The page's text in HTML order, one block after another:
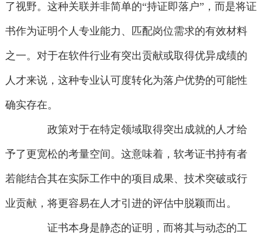
了视野。这种关联并非简单的“持证即落户”，而是将证
书作为证明个人专业能力、匹配岗位需求的有效材料
之一。对于在软件行业有突出贡献或取得优异成绩的
人才来说，这种专业认可度转化为落户优势的可能性
确实存在。
政策对于在特定领域取得突出成就的人才给
予了更宽松的考量空间。这意味着，软考证书持有者
若能结合其在实际工作中的项目成果、技术突破或行
业贡献，将更容易在人才引进的评估中脱颖而出。
证书本身是静态的证明，而将其与动态的工